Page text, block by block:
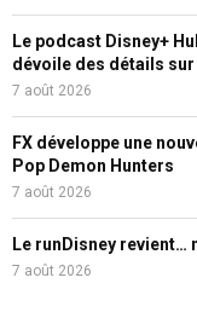
Le podcast Disney+
dévoile des détails sur
7 août 2026
FX développe une
Pop Demon Hunters
7 août 2026
Le runDisney revient…
7 août 2026